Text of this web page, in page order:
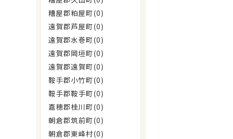
糟屋郡粕屋町(0)
遠賀郡芦屋町(0)
遠賀郡水巻町(0)
遠賀郡岡垣町(0)
遠賀郡遠賀町(0)
鞍手郡小竹町(0)
鞍手郡鞍手町(0)
嘉穂郡桂川町(0)
朝倉郡筑前町(0)
朝倉郡東峰村(0)